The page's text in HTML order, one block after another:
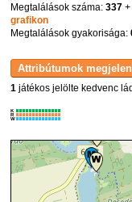
Megtalálások száma:337
grafikon
Megtalálások gyakorisága:
1 játékos jelölte kedvenc
K
R
W